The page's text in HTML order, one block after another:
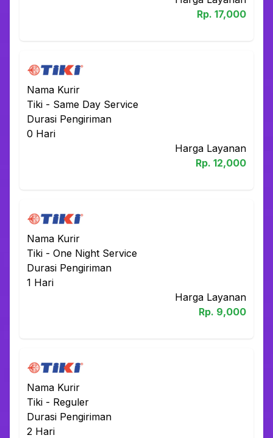
Rp. 17,000
Nama Kurir
Tiki - Same Day Service
Durasi Pengiriman
0 Hari
Harga Layanan
Rp. 12,000
Nama Kurir
Tiki - One Night Service
Durasi Pengiriman
1 Hari
Harga Layanan
Rp. 9,000
Nama Kurir
Tiki - Reguler
Durasi Pengiriman
2 Hari